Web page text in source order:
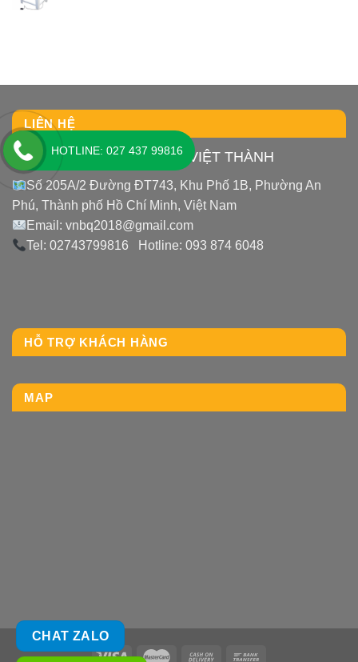
LIÊN HỆ
CÔNG TY TNHH THIẾT BỊ VIỆT THÀNH
Số 205A/2 Đường ĐT743, Khu Phố 1B, Phường An
Phú, Thành phố Hồ Chí Minh, Việt Nam
Email: vnbq2018@gmail.com
Tel: 02743799816 Hotline: 093 874 6048
HỖ TRỢ KHÁCH HÀNG
MAP
CHAT ZALO
HOTLINE: 027 437 99816